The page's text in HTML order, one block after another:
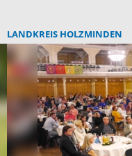
LANDKREIS HOLZMINDEN